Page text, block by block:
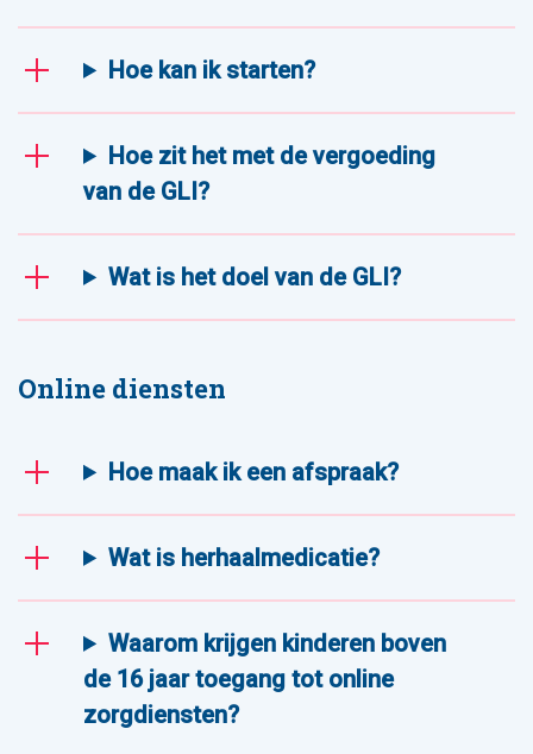
Hoe kan ik starten?
Hoe zit het met de vergoeding
van de GLI?
Wat is het doel van de GLI?
Online diensten
Hoe maak ik een afspraak?
Wat is herhaalmedicatie?
Waarom krijgen kinderen boven
de 16 jaar toegang tot online
zorgdiensten?